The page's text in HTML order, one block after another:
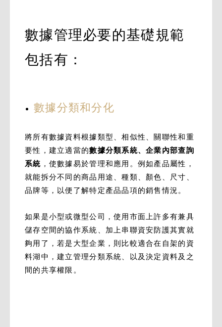
數據管理必要的基礎規範
包括有：
數據分類和分化
將所有數據資料根據類型、相似性、關聯性和重
要性，建立適當的數據分類系統、企業內部查詢
系統 ，使數據易於管理和應用。例如產品屬性，
就能拆分不同的商品用途、種類、顏色、尺寸、
品牌等，以便了解特定產品品項的銷售情況。
如果是小型或微型公司，使用市面上許多有兼具
儲存空間的協作系統、加上串聯資安防護其實就
夠用了，若是大型企業，則比較適合在自架的資
料湖中，建立管理分類系統、以及決定資料及之
間的共享權限。